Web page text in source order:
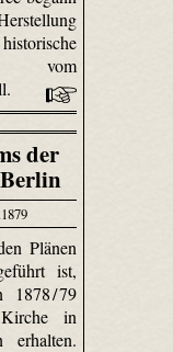
vom
der
Plänen
ist,
/ 79
in
erhalten.